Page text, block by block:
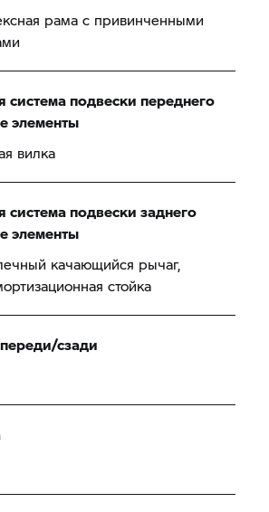
рама с привинченными
подвески переднего
элементы
вилка
подвески заднего
элементы
качающийся рычаг,
стойка
сзади